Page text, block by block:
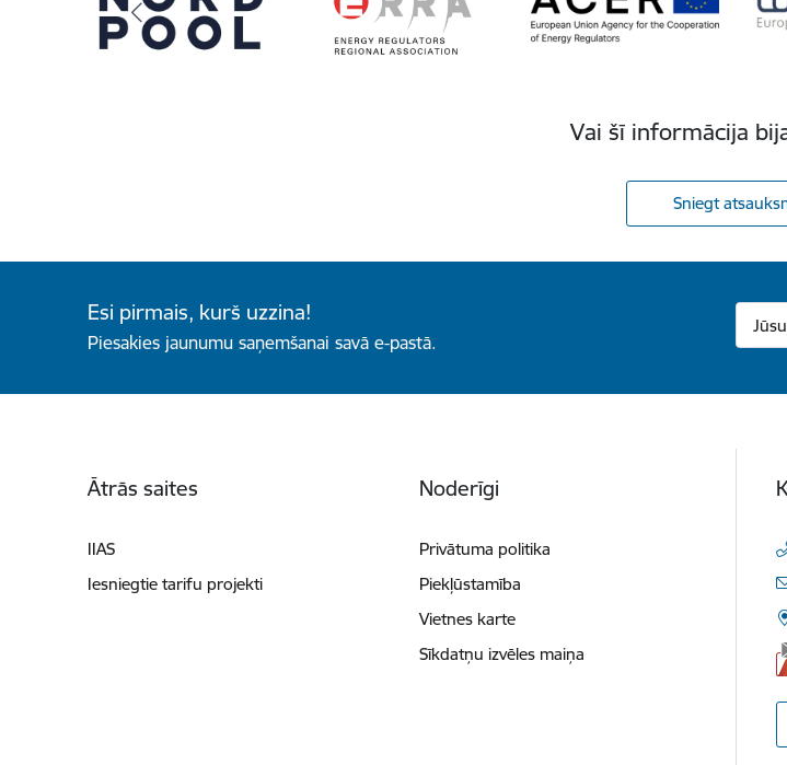
Vai šī informācija
Sniegt
Esi pirmais, kurš uzzina!
Piesakies jaunumu saņemšanai savā e-pastā.
Ātrās saites
IIAS
Iesniegtie tarifu projekti
Noderīgi
Privātuma politika
Piekļūstamība
Vietnes karte
Sīkdatņu izvēles maiņa